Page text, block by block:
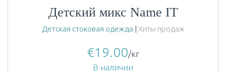
Детский микс Name IT
Детская стоковая одежда | Хиты продаж
€19.00/кг
В наличии